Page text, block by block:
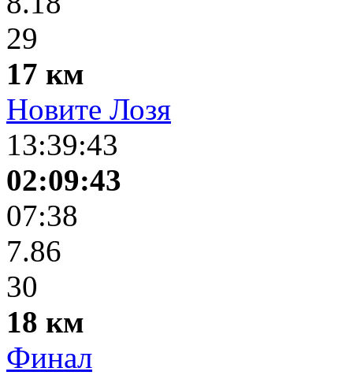
29
17 км
Новите Лозя
13:39:43
02:09:43
07:38
7.86
30
18 км
Финал